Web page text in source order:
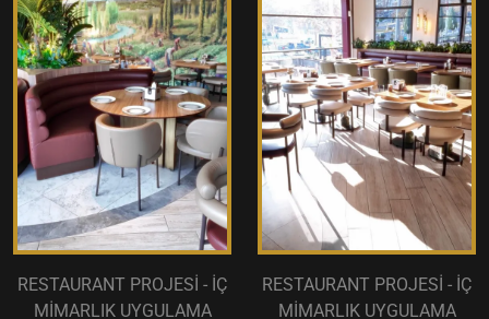
RESTAURANT PROJESİ - İÇ
MİMARLIK UYGULAMA
RESTAURANT PROJESİ - İÇ
MİMARLIK UYGULAMA